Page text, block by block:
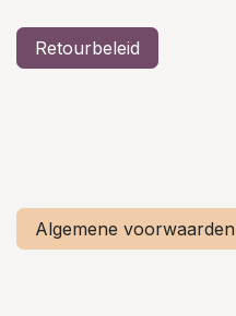
Retourbeleid
Algemene voorwaarden